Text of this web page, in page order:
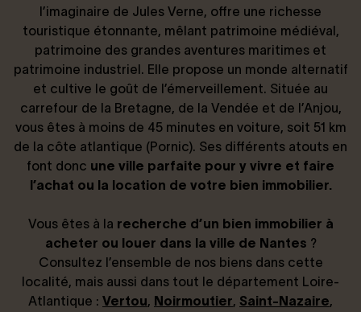
Espace Bailleur / Locataire
l’imaginaire de Jules Verne, offre une richesse
touristique étonnante, mêlant patrimoine médiéval,
patrimoine des grandes aventures maritimes et
patrimoine industriel. Elle propose un monde alternatif
et cultive le goût de l’émerveillement. Située au
carrefour de la Bretagne, de la Vendée et de l’Anjou,
vous êtes à moins de 45 minutes en voiture, soit 51 km
de la côte atlantique (Pornic). Ses différents atouts en
font donc une ville parfaite pour y vivre et faire
l’achat ou la location de votre bien immobilier.
Vous êtes à la recherche d’un bien immobilier à
acheter ou louer dans la ville de Nantes ?
Consultez l’ensemble de nos biens dans cette
localité, mais aussi dans tout le département Loire-
Atlantique : Vertou, Noirmoutier, Saint-Nazaire,